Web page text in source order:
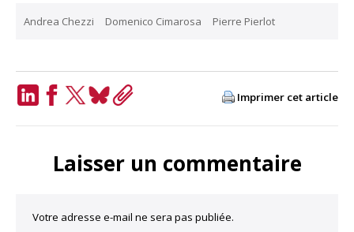
Andrea Chezzi Domenico Cimarosa Pierre Pierlot
Imprimer cet article
Laisser un commentaire
Votre adresse e-mail ne sera pas publiée.